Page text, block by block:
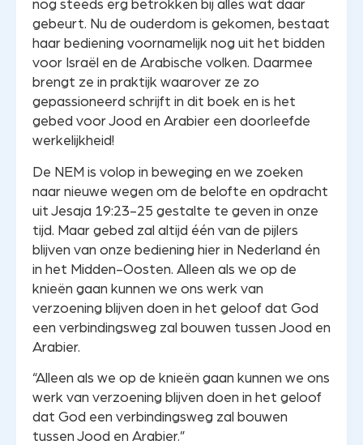
nog steeds erg betrokken bij alles wat daar
gebeurt. Nu de ouderdom is gekomen, bestaat
haar bediening voornamelijk nog uit het bidden
voor Israël en de Arabische volken. Daarmee
brengt ze in praktijk waarover ze zo
gepassioneerd schrijft in dit boek en is het
gebed voor Jood en Arabier een doorleefde
werkelijkheid!
De NEM is volop in beweging en we zoeken
naar nieuwe wegen om de belofte en opdracht
uit Jesaja 19:23-25 gestalte te geven in onze
tijd. Maar gebed zal altijd één van de pijlers
blijven van onze bediening hier in Nederland én
in het Midden-Oosten. Alleen als we op de
knieën gaan kunnen we ons werk van
verzoening blijven doen in het geloof dat God
een verbindingsweg zal bouwen tussen Jood en
Arabier.
“Alleen als we op de knieën gaan kunnen we ons
werk van verzoening blijven doen in het geloof
dat God een verbindingsweg zal bouwen
tussen Jood en Arabier.”